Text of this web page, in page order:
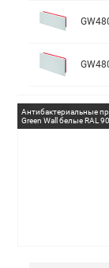
Антибактериальные
Green Wall белые RAL